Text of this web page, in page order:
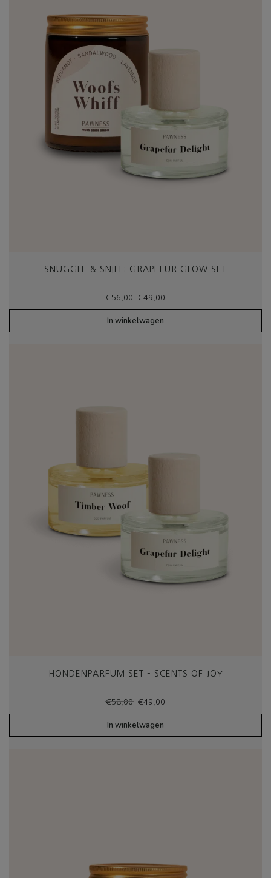
SNUGGLE & SNIFF: GRAPEFUR GLOW SET
€56,00
Oorspronkelijke
prijs
was:
€56,00.
€49,00
prijs
€49,00.
In winkelwagen
HONDENPARFUM SET – SCENTS OF JOY
€58,00
Oorspronkelijke
prijs
was:
€58,00.
€49,00
prijs
€49,00.
In winkelwagen